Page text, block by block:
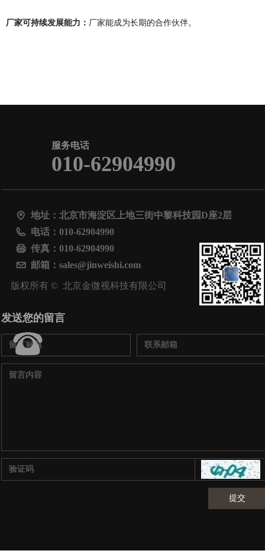
厂家可持续发展能力： 厂家能成为长期的合作伙伴。
뀰
服务电话
010-62904990
提交
发送您的留言
地址： 北京市海淀区上地三街中黎科技园D座2层
电话： 010-62904990
传真： 010-62904990
邮箱： sales@jinweishi.com
版权所有 © 北京金微视科技有限公司